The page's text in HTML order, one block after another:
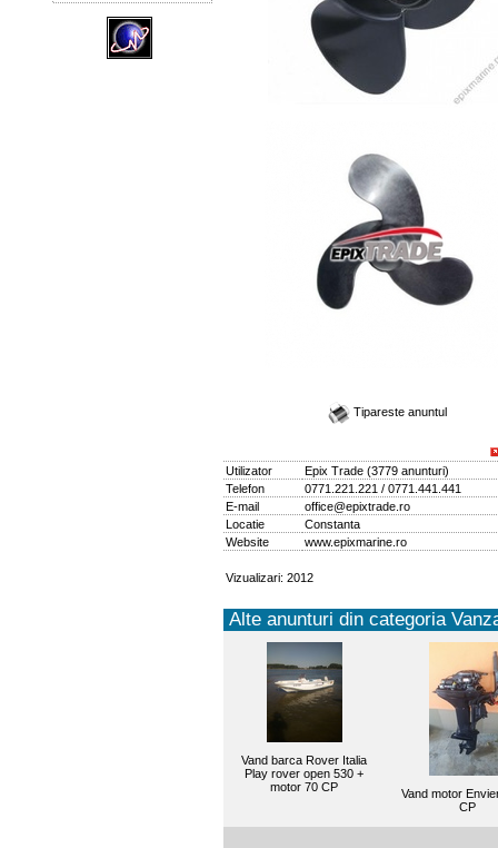
Tipareste anuntul
Utilizator Epix Trade(3779 anunturi)
Telefon
0771.221.221 / 0771.441.441
E-mail
office@epixtrade.ro
Locatie
Constanta
Website
www.epixmarine.ro
Vizualizari: 2012
Alte anunturi din categoria
Vand barca Rover Italia
Play rover open 530 +
motor 70 CP
Vand motor
CP